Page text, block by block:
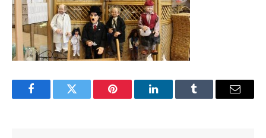
FacebookTwitter Pinterest LinkedInTumblr Email